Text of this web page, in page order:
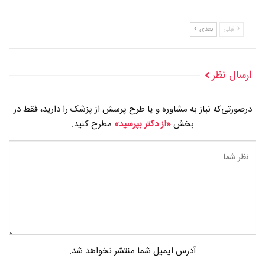
قبلی بعدی
ارسال نظر
درصورتی‌که نیاز به مشاوره و یا طرح پرسش از پزشک را دارید، فقط در
بخش«از دکتر بپرسید» مطرح کنید.
آدرس ایمیل شما منتشر نخواهد شد.